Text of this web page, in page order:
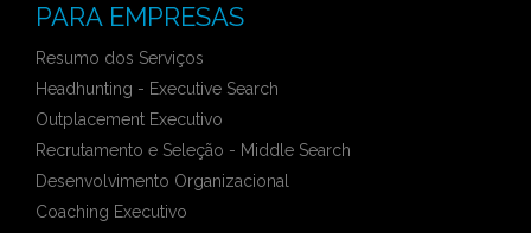
PARA EMPRESAS
Resumo dos Serviços
Headhunting - Executive Search
Outplacement Executivo
Recrutamento e Seleção - Middle Search
Desenvolvimento Organizacional
Coaching Executivo